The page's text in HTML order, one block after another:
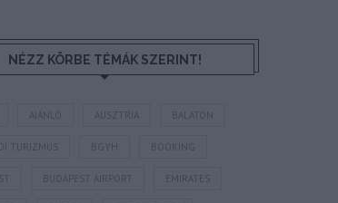
NÉZZ KÖRBE TÉMÁK SZERINT!
AJÁNLÓ AUSZTRIA BALATON
TURIZMUS BGYH BOOKING
BUDAPEST AIRPORT EMIRATES